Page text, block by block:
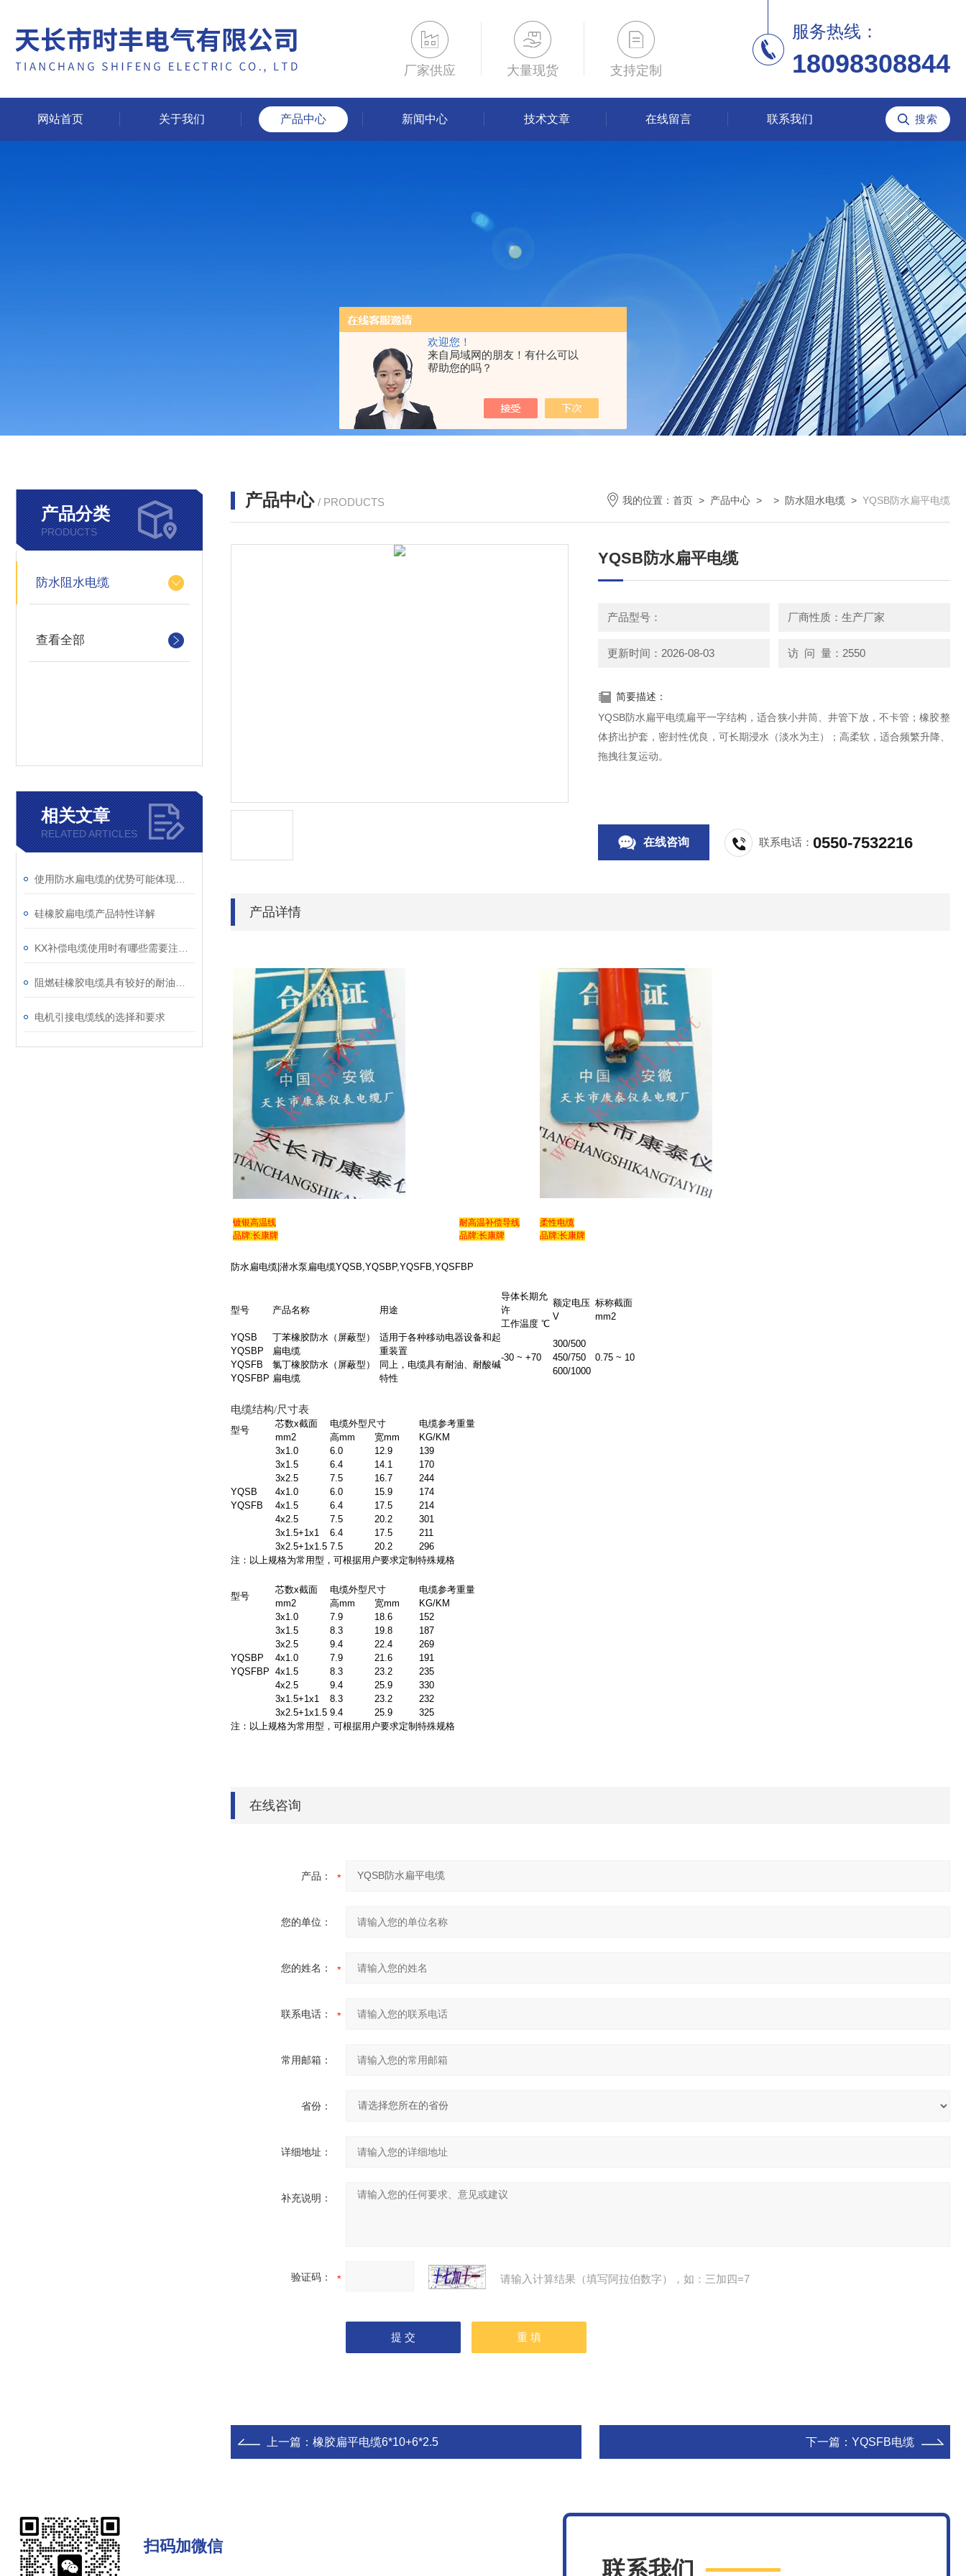
欢迎您！
来自局域网的朋友！有什么可以
帮助您的吗？
厂家供应 大量现货 支持定制
服务热线：
18098308844
网站首页 关于我们 产品中心 新闻中心 技术文章 在线留言 联系我们
产品分类
PRODUCTS
防水阻水电缆
查看全部
相关文章
RELATED ARTICLES
硅橡胶扁电缆产品特性详解
电机引接电缆线的选择和要求
产品中心 / PRODUCTS 我的位置： 首页 > 产品中心 > > 防水阻水电缆 > YQSB防水扁平电缆
YQSB防水扁平电缆
产品型号： 厂商性质：生产厂家
更新时间：2026-08-03 访 问 量：2550
简要描述：
YQSB防水扁平电缆扁平一字结构，适合狭小井筒、井管下放，不卡管；橡胶整
体挤出护套，密封性优良，可长期浸水（淡水为主）；高柔软，适合频繁升降、
拖拽往复运动。
在线咨询 联系电话：0550-7532216
产品详情
镀银高温线
品牌:长康牌
耐高温补偿导线
品牌:长康牌
柔性电缆
品牌:长康牌
防水扁电缆|潜水泵扁电缆YQSB,YQSBP,YQSFB,YQSFBP
型号 产品名称 用途
导体长期允
许
工作温度 ℃
额定电压
V
标称截面
mm2
YQSB
丁苯橡胶防水（屏蔽型）
扁电缆
适用于各种移动电器设备和起
重装置
-30 ~ +70
300/500
450/750
600/1000
0.75 ~ 10
YQSBP
YQSFB
氯丁橡胶防水（屏蔽型）
扁电缆
同上，电缆具有耐油、耐酸碱
特性
YQSFBP
电缆结构/尺寸表
型号
芯数x截面
mm2
电缆外型尺寸
电缆参考重量
KG/KM
高mm 宽mm
YQSB
YQSFB
3x1.0 6.0 12.9
139
3x1.5
6.4 14.1
170
3x2.5
7.5 16.7
244
4x1.0
6.0 15.9
174
4x1.5
6.4 17.5
214
4x2.5
7.5 20.2
301
3x1.5+1x1
6.4 17.5
211
3x2.5+1x1.5 7.5 20.2
296
注：以上规格为常用型，可根据用户要求定制特殊规格
型号
芯数x截面
mm2
电缆外型尺寸
电缆参考重量
KG/KM
高mm 宽mm
YQSBP
YQSFBP
3x1.0 7.9 18.6
152
3x1.5
8.3 19.8
187
3x2.5
9.4 22.4
269
4x1.0
7.9 21.6
191
4x1.5
8.3 23.2
235
4x2.5
9.4 25.9
330
3x1.5+1x1
8.3 23.2
232
3x2.5+1x1.5 9.4 25.9
325
注：以上规格为常用型，可根据用户要求定制特殊规格
在线咨询
产品：
您的单位：
您的姓名：
联系电话：
常用邮箱：
省份：
详细地址：
补充说明：
验证码： 请输入计算结果（填写阿拉伯数字），如：三加四=7
上一篇： 橡胶扁平电缆6*10+6*2.5 下一篇： YQSFB电缆
扫码加微信
联系我们